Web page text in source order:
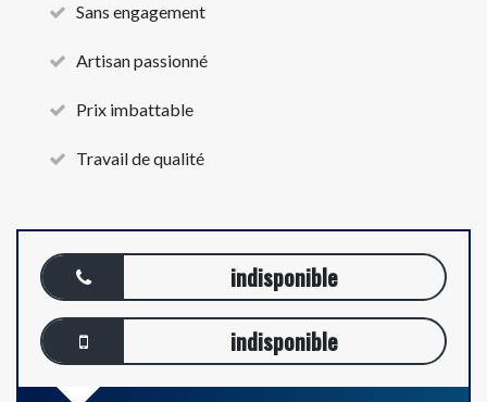
Sans engagement
Artisan passionné
Prix imbattable
Travail de qualité
indisponible
indisponible